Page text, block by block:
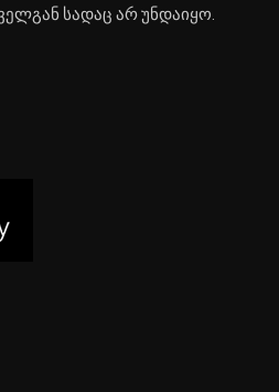
სადაც არ უნდაიყო.